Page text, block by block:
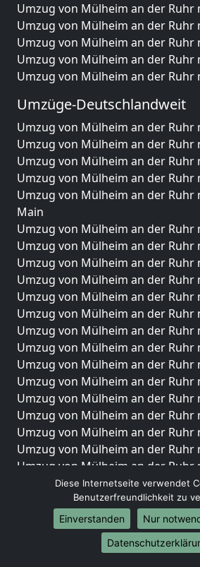
Umzug von Mülheim an der Ruhr
Umzug von Mülheim an der Ruhr
Umzug von Mülheim an der Ruhr
Umzug von Mülheim an der Ruhr
Umzug von Mülheim an der Ruhr
Umzüge-Deutschlandweit
Umzug von Mülheim an der Ruhr
Umzug von Mülheim an der Ruhr
Umzug von Mülheim an der Ruhr
Umzug von Mülheim an der Ruhr
Umzug von Mülheim an der Ruhr
Main
Umzug von Mülheim an der
Umzug von Mülheim an der Ruhr
Umzug von Mülheim an der Ruhr
Umzug von Mülheim an der
Umzug von Mülheim an der Ruhr
Umzug von Mülheim an der Ruhr
Umzug von Mülheim an der Ruhr
Umzug von Mülheim an der Ruhr
Umzug von Mülheim an der Ruhr
Umzug von Mülheim an der Ruhr
Umzug von Mülheim an der Ruhr
Umzug von Mülheim an der Ruhr
Umzug von Mülheim an der Ruhr
Umzug von Mülheim an der Ruhr
Umzug von Mülheim an der Ruhr
Internationale-Umzüge
Umzug von Mülheim an der Ruhr
Umzug von Mülheim an der Ruhr
Diese Internetseite verwendet
Benutzerfreundlichkeit zu
Einverstanden
Nur